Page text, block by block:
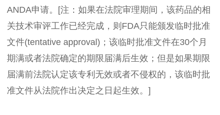
ANDA申请。[注：如果在法院审理期间，该药品的相
关技术审评工作已经完成，则FDA只能颁发临时批准
文件(tentative approval)；该临时批准文件在30个月
期满或者法院确定的期限届满后生效；但是如果期限
届满前法院认定该专利无效或者不侵权的，该临时批
准文件从法院作出决定之日起生效。]